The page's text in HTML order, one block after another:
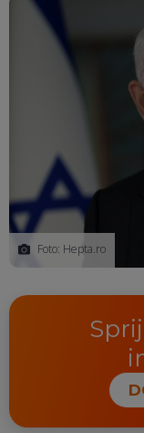
Foto: Hepta.ro